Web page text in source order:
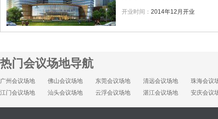
开业时间： 2014年12月开业
热门会议场地导航
广州会议场地 佛山会议场地 东莞会议场地 清远会议场地
珠海会议
江门会议场地
汕头会议场地 云浮会议场地 湛江会议场地 安庆会议